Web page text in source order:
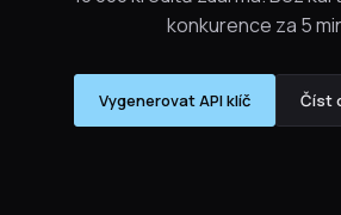
konkurence za 5
Vygenerovat API klíč Číst